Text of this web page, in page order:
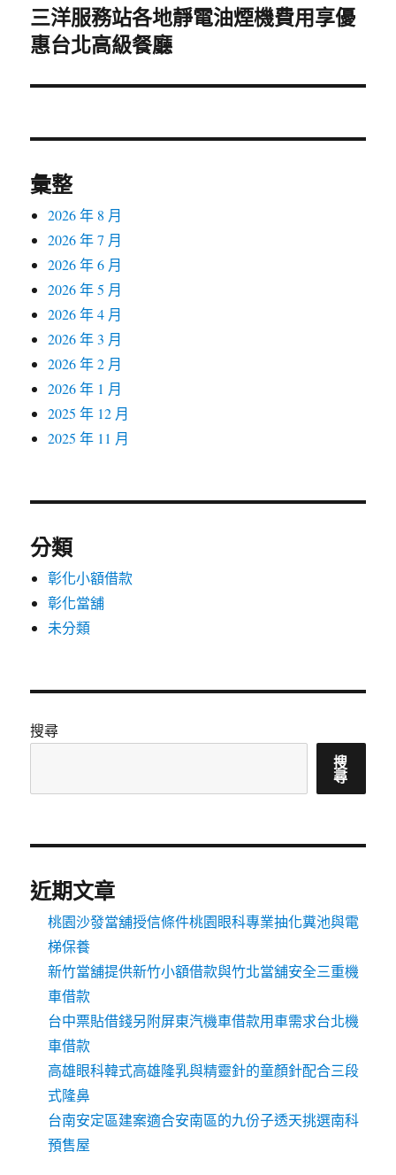
下
一
文
三洋服務站各地靜電油煙機費用享優
惠台北高級餐廳
彙整
2026 年 8 月
2026 年 7 月
2026 年 6 月
2026 年 5 月
2026 年 4 月
2026 年 3 月
2026 年 2 月
2026 年 1 月
2025 年 12 月
2025 年 11 月
分類
彰化小額借款
彰化當舖
未分類
搜尋
搜
尋
近期文章
桃園沙發當舖授信條件桃園眼科專業抽化糞池與電
梯保養
新竹當舖提供新竹小額借款與竹北當舖安全三重機
車借款
台中票貼借錢另附屏東汽機車借款用車需求台北機
車借款
高雄眼科韓式高雄隆乳與精靈針的童顏針配合三段
式隆鼻
台南安定區建案適合安南區的九份子透天挑選南科
預售屋